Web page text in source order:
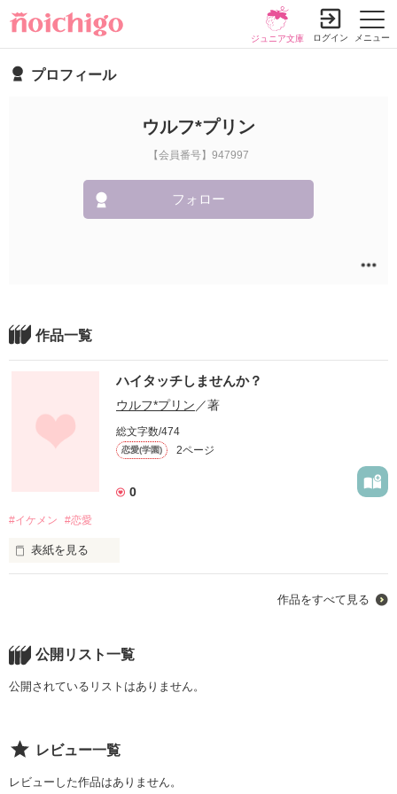
メニュー
ジュニア文庫 ログイン
プロフィール
ウルフ*プリン
【会員番号】947997
フォロー
作品一覧
ハイタッチしませんか？
ウルフ*プリン ／著
総文字数/474
恋愛(学園) 2ページ
0
#イケメン #恋愛
表紙を見る
作品をすべて見る
公開リスト一覧
公開されているリストはありません。
レビュー一覧
レビューした作品はありません。